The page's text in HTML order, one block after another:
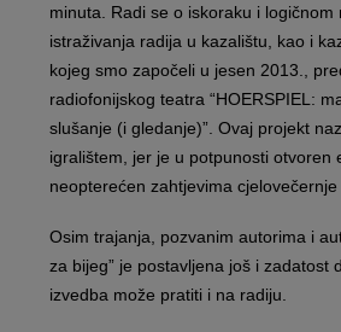
minuta. Radi se o iskoraku i logičnom
istraživanja radija u kazalištu, kao i
kojeg smo započeli u jesen 2013.,
radiofonijskog teatra “HOERSPIEL:
slušanje (i gledanje)”. Ovaj projekt
igralištem, jer je u potpunosti otvoren
neopterećen zahtjevima cjelovečernje
Osim trajanja, pozvanim autorima i
za bijeg” je postavljena još i zadatost
izvedba može pratiti i na radiju.